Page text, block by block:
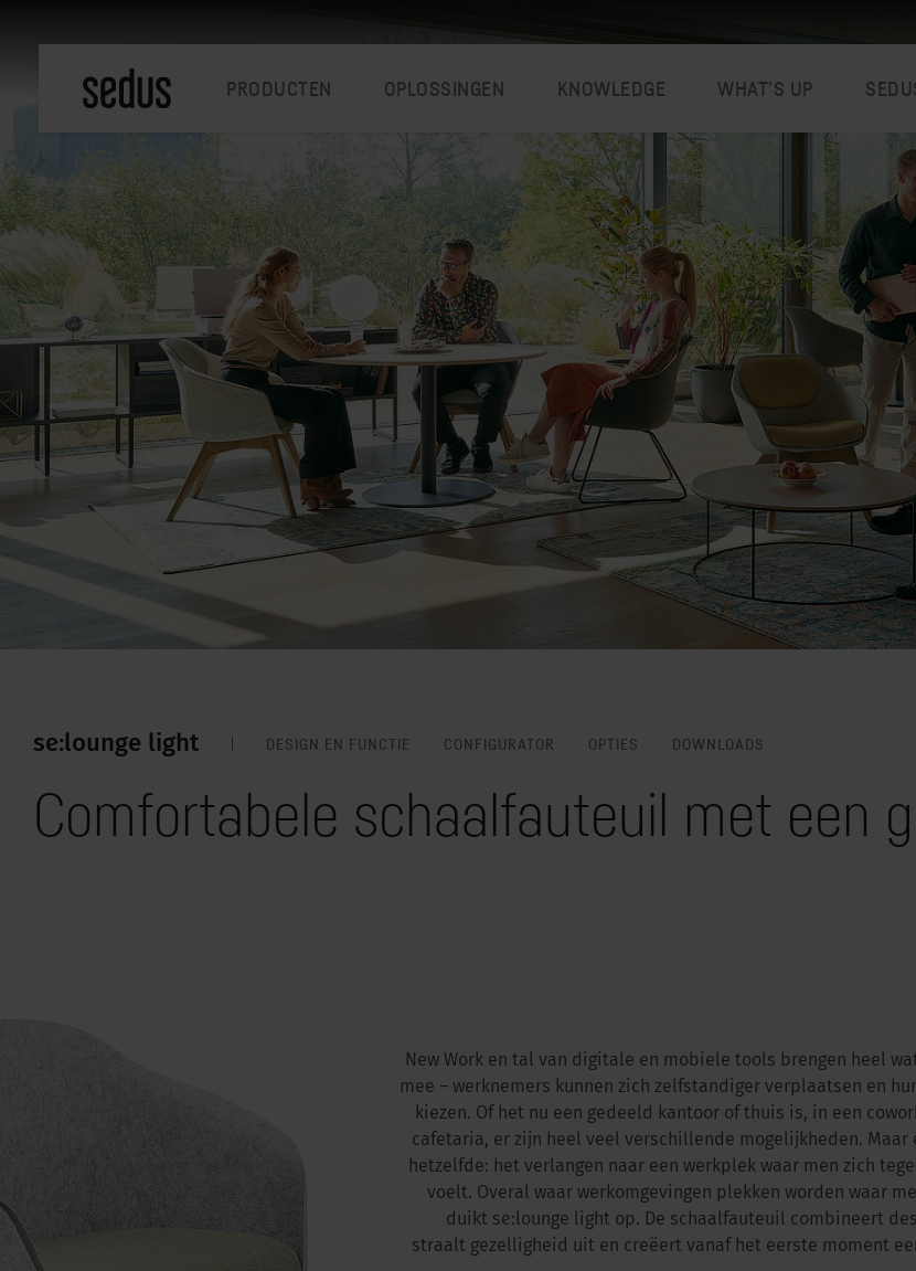
PRODUCTEN OPLOSSINGEN KNOWLEDGE WHAT’S UP
se:lounge light DESIGN EN FUNCTIE CONFIGURATOR OPTIES DOWNLOADS
Comfortabele schaalfauteuil met een
New Work en tal van digitale en mobiele tools brengen heel
mee – werknemers kunnen zich zelfstandiger verplaatsen en
kiezen. Of het nu een gedeeld kantoor of thuis is, in een
cafetaria, er zijn heel veel verschillende mogelijkheden.
hetzelfde: het verlangen naar een werkplek waar men zich
voelt. Overal waar werkomgevingen plekken worden waar
duikt se:lounge light op. De schaalfauteuil combineert
straalt gezelligheid uit en creëert vanaf het eerste moment